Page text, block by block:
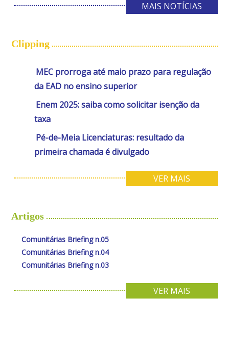
MAIS NOTÍCIAS
Clipping
MEC prorroga até maio prazo para regulação
da EAD no ensino superior
Enem 2025: saiba como solicitar isenção da
taxa
Pé-de-Meia Licenciaturas: resultado da
primeira chamada é divulgado
VER MAIS
Artigos
Comunitárias Briefing n.05
Comunitárias Briefing n.04
Comunitárias Briefing n.03
VER MAIS